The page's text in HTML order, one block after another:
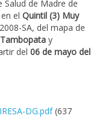
Salud de Madre de
el Quintil (3) Muy
SA, del mapa de
Tambopata y
del 06 de mayo del
DG.pdf(637